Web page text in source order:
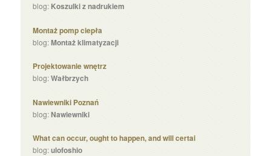
blog:Koszulki z nadrukiem
Montaż pomp ciepła
blog:Montaż klimatyzacji
Projektowanie wnętrz
blog:Wałbrzych
Nawiewniki Poznań
blog:Nawiewniki
What can occur, ought to happen, and will certai
blog:ulofoshio